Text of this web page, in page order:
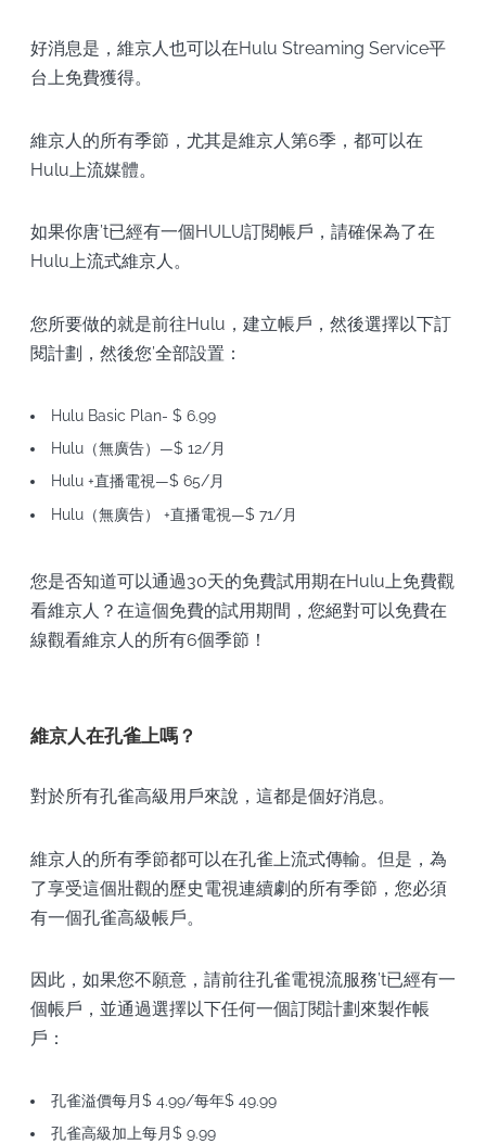
好消息是，維京人也可以在Hulu Streaming Service平
台上免費獲得。
維京人的所有季節，尤其是維京人第6季，都可以在
Hulu上流媒體。
如果你唐’t已經有一個HULU訂閱帳戶，請確保為了在
Hulu上流式維京人。
您所要做的就是前往Hulu，建立帳戶，然後選擇以下訂
閱計劃，然後您’全部設置：
Hulu Basic Plan- $ 6.99
Hulu（無廣告）—$ 12/月
Hulu +直播電視—$ 65/月
Hulu（無廣告） +直播電視—$ 71/月
您是否知道可以通過30天的免費試用期在Hulu上免費觀
看維京人？在這個免費的試用期間，您絕對可以免費在
線觀看維京人的所有6個季節！
維京人在孔雀上嗎？
對於所有孔雀高級用戶來說，這都是個好消息。
維京人的所有季節都可以在孔雀上流式傳輸。但是，為
了享受這個壯觀的歷史電視連續劇的所有季節，您必須
有一個孔雀高級帳戶。
因此，如果您不願意，請前往孔雀電視流服務’t已經有一
個帳戶，並通過選擇以下任何一個訂閱計劃來製作帳
戶：
孔雀溢價每月$ 4.99/每年$ 49.99
孔雀高級加上每月$ 9.99